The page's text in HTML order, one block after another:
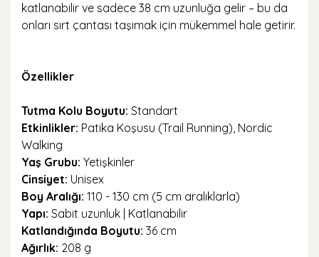
katlanabilir ve sadece 38 cm uzunluğa gelir – bu da
onları sırt çantası taşımak için mükemmel hale getirir.
Özellikler
Tutma Kolu Boyutu: Standart
Etkinlikler: Patika Koşusu (Trail Running), Nordic
Walking
Yaş Grubu: Yetişkinler
Cinsiyet: Unisex
Boy Aralığı: 110 - 130 cm (5 cm aralıklarla)
Yapı: Sabit uzunluk | Katlanabilir
Katlandığında Boyutu: 36 cm
Ağırlık: 208 g